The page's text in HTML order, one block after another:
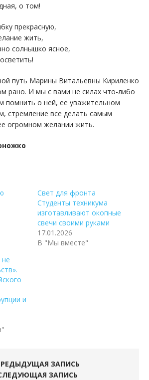
о том!
прекрасную,
жить,
солнышко ясное,
путь Марины Витальевны Кириленко
рано. И мы с вами не силах что-либо
помнить о ней, ее уважительном
стремление все делать самым
огромном желании жить.
Свет для фронта
Студенты техникума
изготавливают окопные
свечи своими руками
17.01.2026
В "Мы вместе"
и
ЗАПИСЬ
ЗАПИСЬ